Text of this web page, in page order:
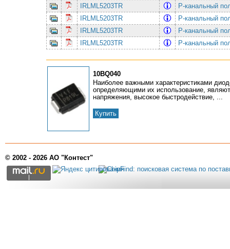
IRLML5203TR
P-канальный
IRLML5203TR
P-канальный
IRLML5203TR
P-канальный
IRLML5203TR
P-канальный
10BQ040
Наиболее важными характеристиками
определяющими их использование,
напряжения, высокое быстродействие, ...
Купить
© 2002 - 2026 АО "Контест"